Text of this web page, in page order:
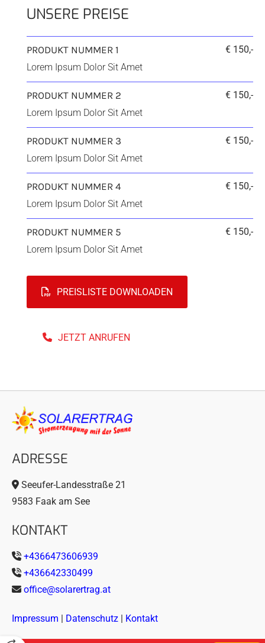
UNSERE PREISE
PRODUKT NUMMER 1
€ 150,-
Lorem Ipsum Dolor Sit Amet
PRODUKT NUMMER 2
€ 150,-
Lorem Ipsum Dolor Sit Amet
PRODUKT NUMMER 3
€ 150,-
Lorem Ipsum Dolor Sit Amet
PRODUKT NUMMER 4
€ 150,-
Lorem Ipsum Dolor Sit Amet
PRODUKT NUMMER 5
€ 150,-
Lorem Ipsum Dolor Sit Amet
PREISLISTE DOWNLOADEN
JETZT ANRUFEN
ADRESSE
 Seeufer-Landesstraße 21
9583 Faak am See
KONTAKT
 +4366473606939
 +436642330499
 office@solarertrag.at
Impressum | Datenschutz | Kontakt